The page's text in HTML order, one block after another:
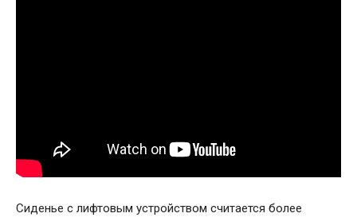
Сиденье с лифтовым устройством считается более